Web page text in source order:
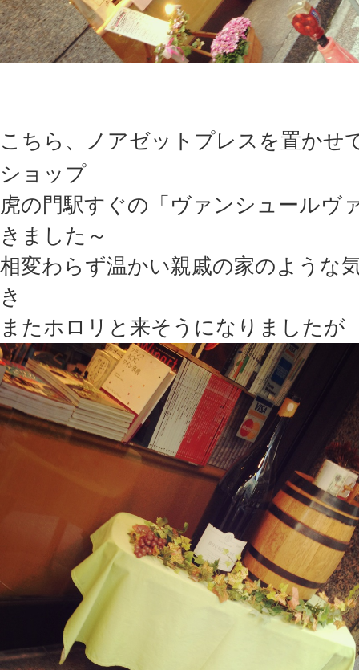
こちら、ノアゼットプレスを置かせ
ショップ
虎の門駅すぐの「ヴァンシュールヴ
きました～
相変わらず温かい親戚の家のような
き
またホロリと来そうになりましたが